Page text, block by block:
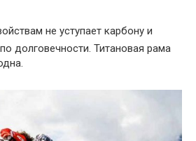
не уступает карбону и
долговечности. Титановая рама